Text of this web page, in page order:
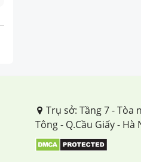
Trụ sở: Tầng 7 - Tòa
Tông - Q.Cầu Giấy - Hà